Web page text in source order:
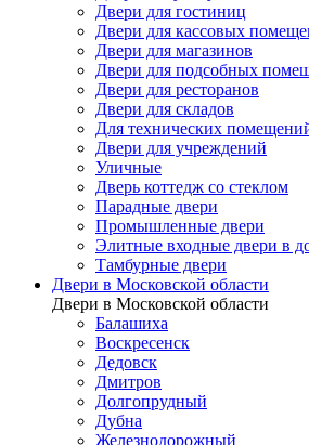
Двери для гостиниц
Двери для кассовых
Двери для магазинов
Двери для подсобных
Двери для ресторанов
Двери для складов
Для технических
Двери для учреждений
Уличные
Дверь коттедж со стеклом
Парадные двери
Промышленные двери
Элитные входные двери в
Тамбурные двери
Двери в Московской области
Двери в Московской области
Балашиха
Воскресенск
Дедовск
Дмитров
Долгопрудный
Дубна
Железнодорожный